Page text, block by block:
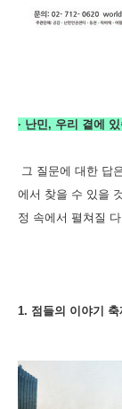
· 난민, 우리 곁에
그 질문에 대한 답
에서 찾을 수 있을
정 속에서 펼쳐질
1. 점들의 이야기 축